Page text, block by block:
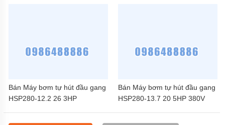
Bán Máy bơm tự hút đầu gang
HSP280-12.2 26 3HP
Bán Máy bơm tự hút đầu gang
HSP280-13.7 20 5HP 380V